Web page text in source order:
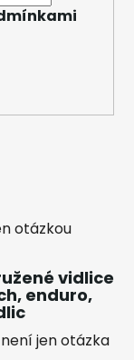
otázkou
vidlice
enduro,
jen otázka